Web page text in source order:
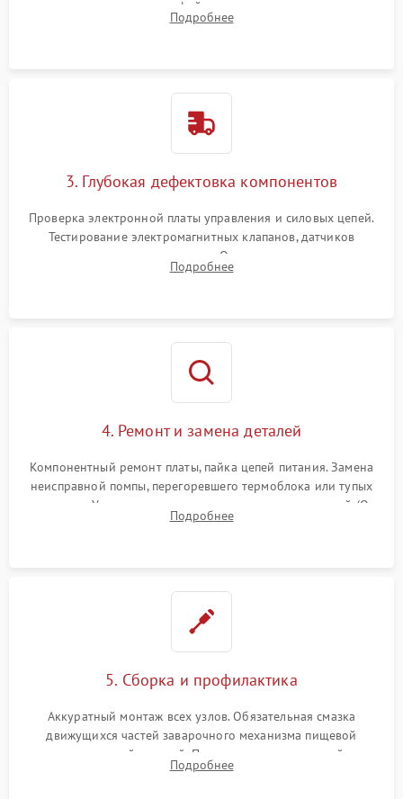
внутренних узлов от кофейных масел, жмыха и накипи.
Промывка дренажных каналов и фильтров с использованием
Подробнее
3. Глубокая дефектовка компонентов
Проверка электронной платы управления и силовых цепей.
Тестирование электромагнитных клапанов, датчиков
температуры и расходомера. Оценка степени износа
жерновов кофемолки, уплотнительных колец гидросистемы
Подробнее
4. Ремонт и замена деталей
Компонентный ремонт платы, пайка цепей питания. Замена
неисправной помпы, перегоревшего термоблока или тупых
жерновов. Установка новых силиконовых уплотнителей (O-
ring) и тефлоновых трубок для надежного устранения
Подробнее
5. Сборка и профилактика
Аккуратный монтаж всех узлов. Обязательная смазка
движущихся частей заварочного механизма пищевой
силиконовой смазкой. Проведение программной
декальцинации и очистки системы от кофейных масел.
Подробнее